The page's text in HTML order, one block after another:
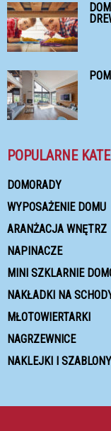
POPULARNE
DOMORADY
WYPOSAŻENIE DOMU
ARANŻACJA WNĘTRZ
NAPINACZE
MINI SZKLARNIE
NAKŁADKI NA
MŁOTOWIERTARKI
NAGRZEWNICE
NAKLEJKI I